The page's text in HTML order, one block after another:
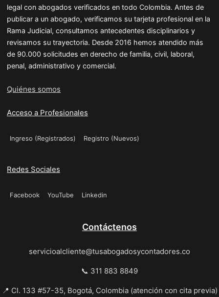
legal con abogados verificados en todo Colombia. Antes de
publicar a un abogado, verificamos su tarjeta profesional en la
Rama Judicial, consultamos antecedentes disciplinarios y
revisamos su trayectoria. Desde 2016 hemos atendido más
de 90.000 solicitudes en derecho de familia, civil, laboral,
penal, administrativo y comercial.
Quiénes somos
Acceso a Profesionales
Ingreso (Registrados) Registro (Nuevos)
Redes Sociales
Facebook YouTube Linkedin
Contáctenos
servicioalcliente@tusabogadosycontadores.co
📞 311 883 8849
📍 Cl. 133 #57-35, Bogotá, Colombia (atención con cita previa)